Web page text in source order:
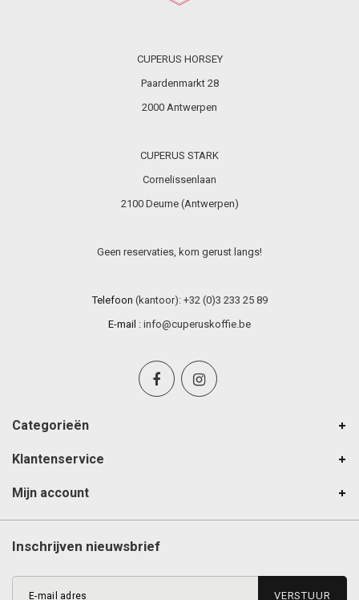
CUPERUS HORSEY
Paardenmarkt 28
2000 Antwerpen
CUPERUS STARK
Cornelissenlaan
2100 Deurne (Antwerpen)
Geen reservaties, kom gerust langs!
Telefoon (kantoor): +32 (0)3 233 25 89
E-mail : info@cuperuskoffie.be
Categorieën
Klantenservice
Mijn account
Inschrijven nieuwsbrief
VERSTUUR